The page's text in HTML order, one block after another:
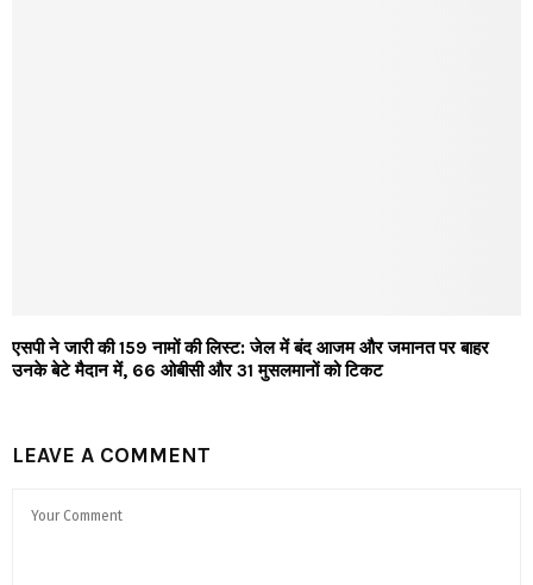
एसपी ने जारी की 159 नामों की लिस्ट: जेल में बंद आजम और जमानत पर बाहर
उनके बेटे मैदान में, 66 ओबीसी और 31 मुसलमानों को टिकट
LEAVE A COMMENT